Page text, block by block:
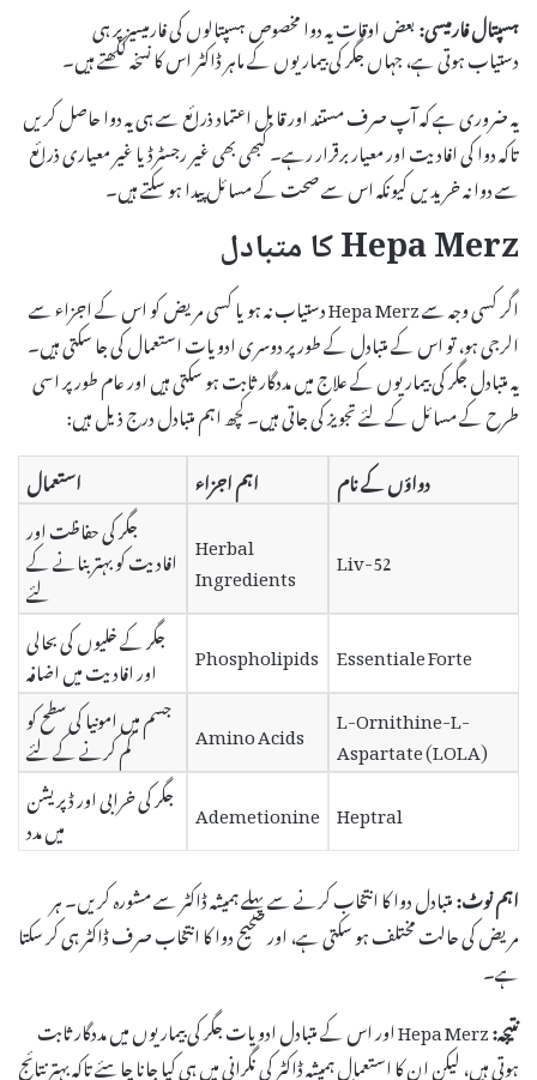
ہسپتال فارمیسی:بعض اوقات یہ دوا مخصوص ہسپتالوں کی فارمیسیز پر ہی
دستیاب ہوتی ہے، جہاں جگر کی بیماریوں کے ماہر ڈاکٹر اس کا نسخہ لکھتے ہیں۔
یہ ضروری ہے کہ آپ صرف مستند اور قابل اعتماد ذرائع سے ہی یہ دوا حاصل کریں
تاکہ دوا کی افادیت اور معیار برقرار رہے۔ کبھی بھی غیر رجسٹرڈ یا غیر معیاری ذرائع
سے دوا نہ خریدیں کیونکہ اس سے صحت کے مسائل پیدا ہو سکتے ہیں۔
Hepa Merz کا متبادل
اگر کسی وجہ سے Hepa Merz دستیاب نہ ہو یا کسی مریض کو اس کے اجزاء سے
الرجی ہو، تو اس کے متبادل کے طور پر دوسری ادویات استعمال کی جا سکتی ہیں۔
یہ متبادل جگر کی بیماریوں کے علاج میں مددگار ثابت ہو سکتی ہیں اور عام طور پر اسی
طرح کے مسائل کے لئے تجویز کی جاتی ہیں۔ کچھ اہم متبادل درج ذیل ہیں:
دواؤں کے نام
اہم اجزاء
استعمال
Liv-52
Herbal
Ingredients
جگر کی حفاظت اور
افادیت کو بہتر بنانے کے
لئے
Essentiale Forte
Phospholipids جگر کے خلیوں کی بحالی
اور افادیت میں اضافہ
L-Ornithine-L-
Aspartate (LOLA)
Amino Acids جسم میں امونیا کی سطح کو
کم کرنے کے لئے
Heptral
Ademetionine جگر کی خرابی اور ڈپریشن
میں مدد
اہم نوٹ:متبادل دوا کا انتخاب کرنے سے پہلے ہمیشہ ڈاکٹر سے مشورہ کریں۔ ہر
مریض کی حالت مختلف ہو سکتی ہے، اور صحیح دوا کا انتخاب صرف ڈاکٹر ہی کر سکتا
ہے۔
نتیجہ:
Hepa Merz اور اس کے متبادل ادویات جگر کی بیماریوں میں مددگار ثابت
ہوتی ہیں، لیکن ان کا استعمال ہمیشہ ڈاکٹر کی نگرانی میں ہی کیا جانا چاہئے تاکہ بہتر نتائج